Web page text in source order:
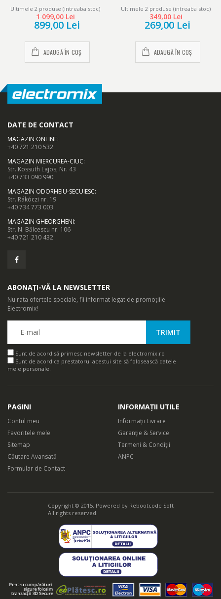
Ultimele 2 produse (intreaba stoc)
1 099,00 Lei
899,00 Lei
ADAUGĂ ÎN COȘ
card reader, Aux in, radio FM,
rezistenta la apa IPX5, Negru
Ultimele 2 produse (intreaba stoc)
349,00 Lei
269,00 Lei
ADAUGĂ ÎN COȘ
DATE DE CONTACT
MAGAZIN ONLINE:
+40 721 210 532
MAGAZIN MIERCUREA-CIUC:
Str. Kossuth Lajos, Nr. 43
+40 733 090 990
MAGAZIN ODORHEIU-SECUIESC:
Str. Rákóczi nr. 19
+40 734 773 003
MAGAZIN GHEORGHENI:
Str. N. Bălcescu nr. 106
+40 721 210 432
ABONAȚI-VĂ LA NEWSLETTER
Nu rata ofertele speciale, fii informat legat de promoțiile
Electromix!
Sunt de acord să primesc newsletter de la electromix.ro
Sunt de acord ca prestatorul acestui site să folosească datele
mele personale.
PAGINI
Contul meu
Favoritele mele
Sitemap
Căutare Avansată
Formular de Contact
INFORMAȚII UTILE
Informații Livrare
Garanție & Service
Termeni & Condiții
ANPC
Copyright © 2015. Powered by Rebootcode Soft
All rights reserved.